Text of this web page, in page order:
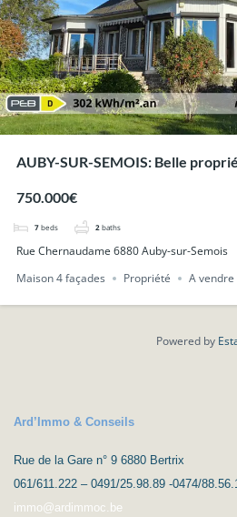
AUBY-SUR-SEMOIS: Belle
750.000€
7 beds 2 baths
Rue Chernaudame 6880 Auby-sur-Semois
Maison 4 façades
Propriété A vendre
Powered by
Ard’Immo & Conseils
Rue de la Gare n° 9 6880 Bertrix
061/611.222 – 0491/25.98.89 -0474/
immo@ardimmoc.be